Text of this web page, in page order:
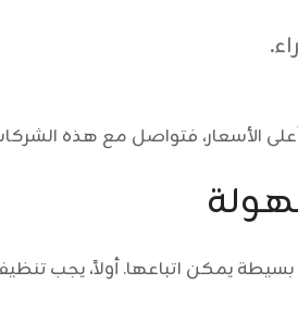
الأسعار، فتواصل مع هذه
يمكن اتباعها. أولاً، يجب